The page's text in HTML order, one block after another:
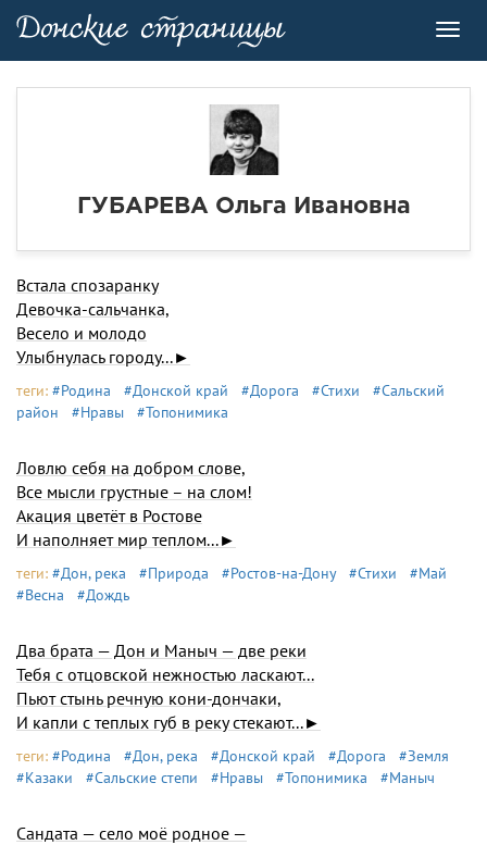
ГУБАРЕВА Ольга Ивановна
Встала спозаранку
Девочка-сальчанка,
Весело и молодо
Улыбнулась городу...►
теги: #Родина #Донской край #Дорога #Стихи
#Сальский
район
#Нравы #Топонимика
Ловлю себя на добром слове,
Все мысли грустные – на слом!
Акация цветёт в Ростове
И наполняет мир теплом...►
теги: #Дон, река #Природа #Ростов-на-Дону #Стихи
#Май
#Весна
#Дождь
Два брата — Дон и Маныч — две реки
Тебя с отцовской нежностью ласкают...
Пьют стынь речную кони-дончаки,
И капли с теплых губ в реку стекают...►
теги: #Родина #Дон, река #Донской край #Дорога
#Земля
#Казаки
#Сальские степи #Нравы #Топонимика #Маныч
Сандата — село моё родное —